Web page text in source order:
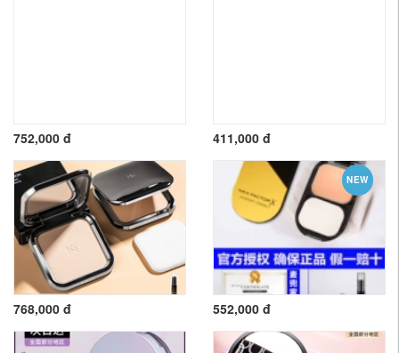
752,000 đ 411,000 đ
768,000 đ
NEW
552,000 đ